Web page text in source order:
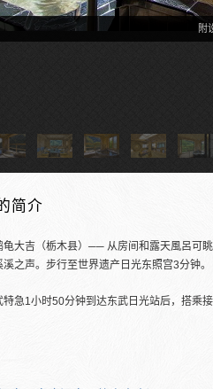
附
简介
龟大吉（栃木县）── 从房间和露天風呂可
之声。步行至世界遗产日光东照宫3分钟。
急1小时50分钟到达东武日光站后，搭乘